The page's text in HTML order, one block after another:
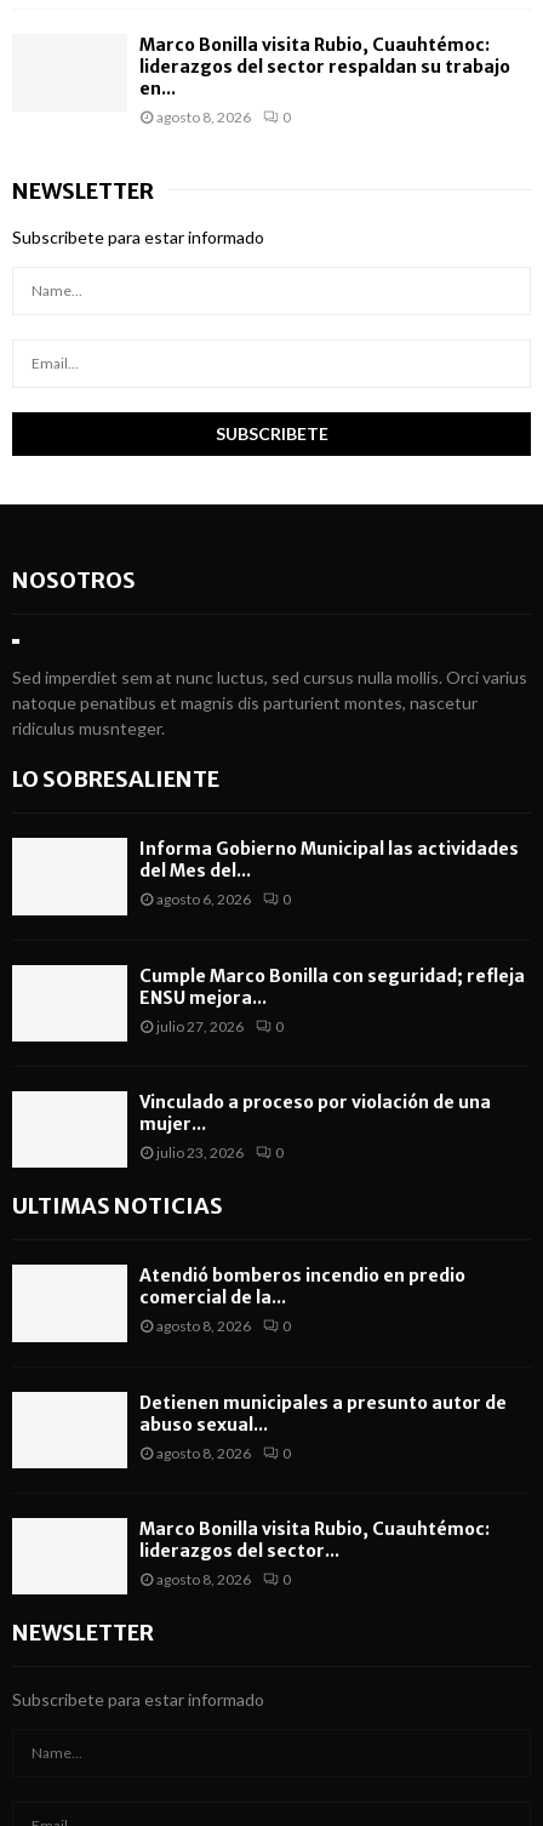
Marco Bonilla visita Rubio, Cuauhtémoc:
liderazgos del sector respaldan su trabajo
en...
agosto 8, 2026 0
NEWSLETTER
Subscribete para estar informado
NOSOTROS
Sed imperdiet sem at nunc luctus, sed cursus nulla mollis. Orci varius
natoque penatibus et magnis dis parturient montes, nascetur
ridiculus musnteger.
LO SOBRESALIENTE
Informa Gobierno Municipal las actividades
del Mes del...
agosto 6, 2026 0
Cumple Marco Bonilla con seguridad; refleja
ENSU mejora...
julio 27, 2026 0
Vinculado a proceso por violación de una
mujer...
julio 23, 2026 0
ULTIMAS NOTICIAS
Atendió bomberos incendio en predio
comercial de la...
agosto 8, 2026 0
Detienen municipales a presunto autor de
abuso sexual...
agosto 8, 2026 0
Marco Bonilla visita Rubio, Cuauhtémoc:
liderazgos del sector...
agosto 8, 2026 0
NEWSLETTER
Subscribete para estar informado